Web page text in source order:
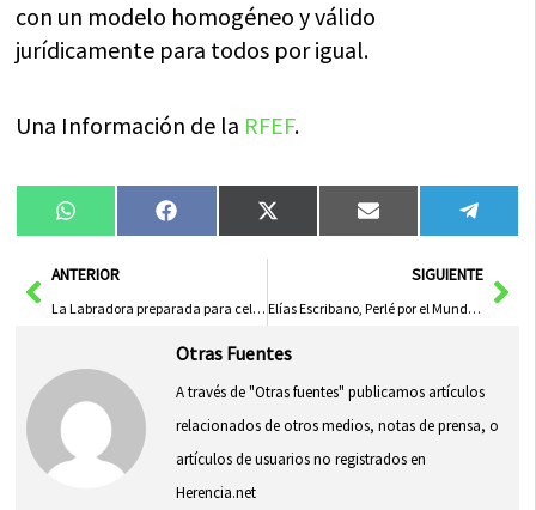
con un modelo homogéneo y válido
jurídicamente para todos por igual.
Una Información de la RFEF.
Compartir
en
WhatsAppCompartir
en
FacebookCompartir
en
X
(Twitter)
Compartir
en
Email
en
AntANTERIOR
La Labradora preparada para celebrar unas fiestas atípicas a causa de la COVID-19
SIGUIENTE
Elías Escribano, Perlé por el Mundo, en la prensa Malaya
Otras Fuentes
A través de "Otras fuentes" publicamos artículos
relacionados de otros medios, notas de prensa, o
artículos de usuarios no registrados en
Herencia.net